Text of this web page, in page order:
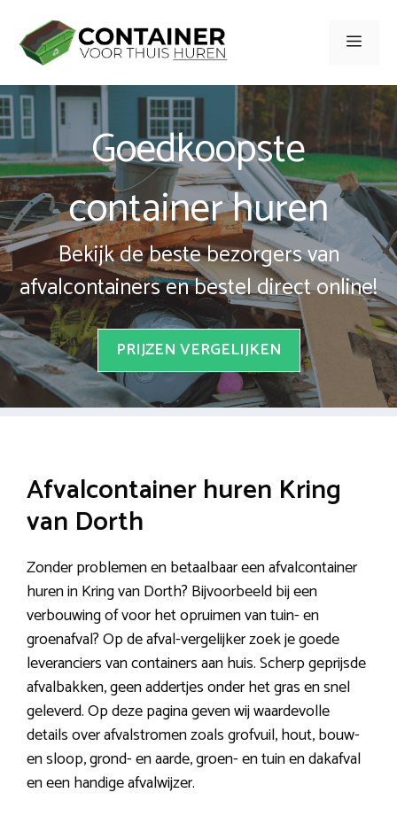
naar
inhoud
Menu
Goedkoopste
container huren
Bekijk de beste bezorgers van
afvalcontainers en bestel direct online!
PRIJZEN VERGELIJKEN
Afvalcontainer huren Kring
van Dorth
Zonder problemen en betaalbaar een afvalcontainer
huren in Kring van Dorth? Bijvoorbeeld bij een
verbouwing of voor het opruimen van tuin- en
groenafval? Op de afval-vergelijker zoek je goede
leveranciers van containers aan huis. Scherp geprijsde
afvalbakken, geen addertjes onder het gras en snel
geleverd. Op deze pagina geven wij waardevolle
details over afvalstromen zoals grofvuil, hout, bouw-
en sloop, grond- en aarde, groen- en tuin en dakafval
en een handige afvalwijzer.